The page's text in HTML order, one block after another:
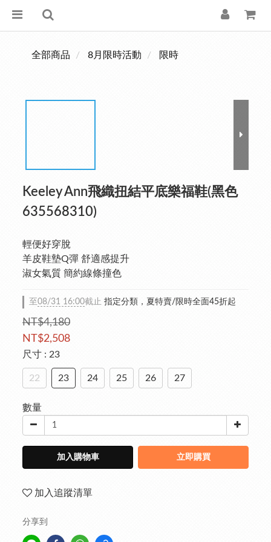
全部商品 8月限時活動 限時
Keeley Ann飛織扭結平底樂福鞋(黑色
635568310)
輕便好穿脫
羊皮鞋墊Q彈 舒適感提升
淑女氣質 簡約線條撞色
至08/31 16:00截止 指定分類，夏特賣/限時全面45折起
NT$4,180
NT$2,508
尺寸 : 23
22 23 24 25 26 27
數量
加入購物車 立即購買
加入追蹤清單
分享到